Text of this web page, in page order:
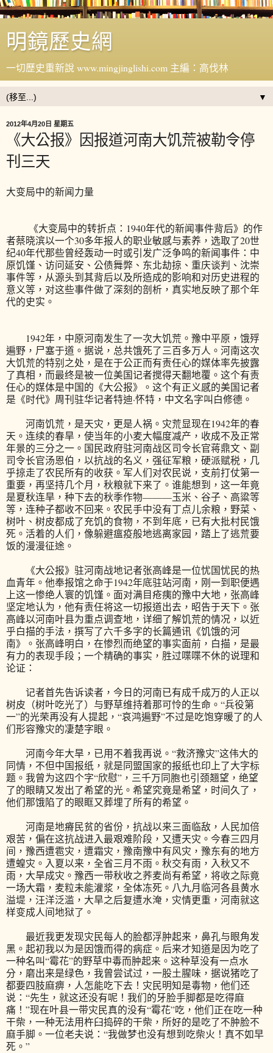
明鏡歷史網
一切歷史重新說 www.mingjinglishi.com 主編：高伐林
▼
2012年4月20日 星期五
《大公报》因报道河南大饥荒被勒令停
刊三天
大变局中的新闻力量
《大变局中的转折点：1940年代的新闻事件背后》的作
者蔡晓滨以一个30多年报人的职业敏感与素养，选取了20世
纪40年代那些曾经轰动一时或引发广泛争鸣的新闻事件：中
原饥馑、访问延安、公债舞弊、东北劫掠、重庆谈判、沈崇
事件等，从源头到其背后以及所造成的影响和对历史进程的
意义等，对这些事件做了深刻的剖析，真实地反映了那个年
代的史实。
1942年，中原河南发生了一次大饥荒。豫中平原，饿殍
遍野，尸塞于道。据说，总共饿死了三百多万人。河南这次
大饥荒的特别之处，是在于公正而有责任心的媒体率先披露
了真相，而最终是被一位美国记者搅得天翻地覆。这个有责
任心的媒体是中国的《大公报》。这个有正义感的美国记者
是《时代》周刊驻华记者特迪·怀特，中文名字叫白修德。
河南饥荒，是天灾，更是人祸。灾荒显现在1942年的春
天。连续的春旱，使当年的小麦大幅度减产，收成不及正常
年景的三分之一。国民政府驻河南战区司令长官蒋鼎文、副
司令长官汤恩伯，以抗战的名义，强征军粮，硬派赋税，几
乎掠走了农民所有的收获。军人们对农民说，支前打仗第一
重要，再坚持几个月，秋粮就下来了。谁能想到，这一年竟
是夏秋连旱，种下去的秋季作物———玉米、谷子、高粱等
等，连种子都收不回来。农民手中没有丁点儿余粮，野菜、
树叶、树皮都成了充饥的食物，不到年底，已有大批村民饿
死。活着的人们，像躲避瘟疫般地逃离家园，踏上了逃荒要
饭的漫漫征途。
《大公报》驻河南战地记者张高峰是一位忧国忧民的热
血青年。他奉报馆之命于1942年底驻站河南，刚一到职便遇
上这一惨绝人寰的饥馑。面对满目疮痍的豫中大地，张高峰
坚定地认为，他有责任将这一切报道出去，昭告于天下。张
高峰以河南叶县为重点调查地，详细了解饥荒的情况，以近
乎白描的手法，撰写了六千多字的长篇通讯《饥饿的河
南》。张高峰明白，在惨烈而绝望的事实面前，白描，是最
有力的表现手段；一个精确的事实，胜过喋喋不休的说理和
论证：
记者首先告诉读者，今日的河南已有成千成万的人正以
树皮（树叶吃光了）与野草维持着那可怜的生命。“兵役第
一”的光荣再没有人提起，“哀鸿遍野”不过是吃饱穿暖了的人
们形容豫灾的凄楚字眼。
河南今年大旱，已用不着我再说。“救济豫灾”这伟大的
同情，不但中国报纸，就是同盟国家的报纸也印上了大字标
题。我曾为这四个字“欣慰”，三千万同胞也引颈翘望，绝望
了的眼睛又发出了希望的光。希望究竟是希望，时间久了，
他们那饿陷了的眼眶又葬埋了所有的希望。
河南是地瘠民贫的省份，抗战以来三面临敌，人民加倍
艰苦，偏在这抗战进入最艰难阶段，又遭天灾。今春三四月
间，豫西遭雹灾，遭霜灾，豫南豫中有风灾，豫东有的地方
遭蝗灾。入夏以来，全省三月不雨。秋交有雨，入秋又不
雨，大旱成灾。豫西一带秋收之荞麦尚有希望，将收之际竟
一场大霜，麦粒未能灌浆，全体冻死。八九月临河各县黄水
溢堤，汪洋泛滥，大旱之后复遭水淹，灾情更重，河南就这
样变成人间地狱了。
最近我更发现灾民每人的脸都浮肿起来，鼻孔与眼角发
黑。起初我以为是因饿而得的病症。后来才知道是因为吃了
一种名叫“霉花”的野草中毒而肿起来。这种草没有一点水
分，磨出来是绿色，我曾尝试过，一股土腥味，据说猪吃了
都要四肢麻痹，人怎能吃下去！灾民明知是毒物，他们还
说：“先生，就这还没有呢！我们的牙脸手脚都是吃得麻
痛！”现在叶县一带灾民真的没有“霉花”吃，他们正在吃一种
干柴，一种无法用杵臼捣碎的干柴，所好的是吃了不肿脸不
麻手脚。一位老夫说：“我做梦也没有想到吃柴火！真不如早
死。”